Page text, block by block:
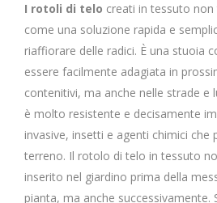
I rotoli di telo creati in tessuto
come una soluzione rapida e
riaffiorare delle radici. È una stuoia
essere facilmente adagiata in
contenitivi, ma anche nelle strade e
è molto resistente e decisamente
invasive, insetti e agenti chimici che
terreno. Il rotolo di telo in tessuto
inserito nel giardino prima della
pianta, ma anche successivamente.